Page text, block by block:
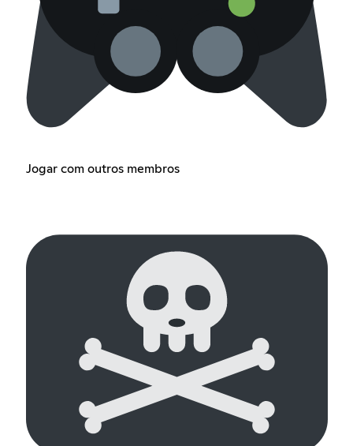
Jogar com outros membros